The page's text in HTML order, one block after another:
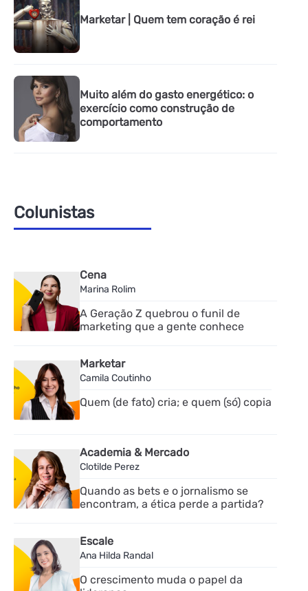
Marketar | Quem tem coração é rei
Muito além do gasto energético: o
exercício como construção de
comportamento
Colunistas
Cena
Marina Rolim
A Geração Z quebrou o funil de
marketing que a gente conhece
Marketar
Camila Coutinho
Quem (de fato) cria; e quem (só) copia
Academia & Mercado
Clotilde Perez
Quando as bets e o jornalismo se
encontram, a ética perde a partida?
Escale
Ana Hilda Randal
O crescimento muda o papel da